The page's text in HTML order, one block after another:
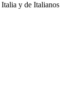
y de Italianos